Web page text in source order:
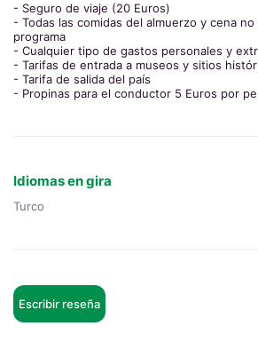
- Seguro de viaje (20 Euros)
- Todas las comidas del almuerzo y cena
programa
- Cualquier tipo de gastos personales y
- Tarifas de entrada a museos y sitios
- Tarifa de salida del país
- Propinas para el conductor 5 Euros por
Idiomas en gira
Turco
Escribir reseña